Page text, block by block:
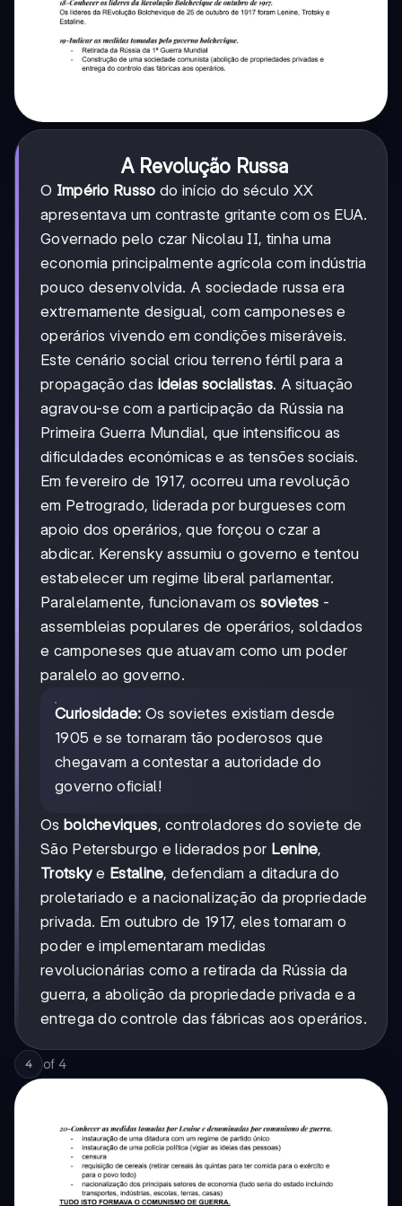
A Revolução Russa
O Império Russo do início do século XX
apresentava um contraste gritante com os EUA.
Governado pelo czar Nicolau II, tinha uma
economia principalmente agrícola com indústria
pouco desenvolvida. A sociedade russa era
extremamente desigual, com camponeses e
operários vivendo em condições miseráveis.
Este cenário social criou terreno fértil para a
propagação das ideias socialistas. A situação
agravou-se com a participação da Rússia na
Primeira Guerra Mundial, que intensificou as
dificuldades económicas e as tensões sociais.
Em fevereiro de 1917, ocorreu uma revolução
em Petrogrado, liderada por burgueses com
apoio dos operários, que forçou o czar a
abdicar. Kerensky assumiu o governo e tentou
estabelecer um regime liberal parlamentar.
Paralelamente, funcionavam ossovietes -
assembleias populares de operários, soldados
e camponeses que atuavam como um poder
paralelo ao governo.
Curiosidade: Os sovietes existiam desde
1905 e se tornaram tão poderosos que
chegavam a contestar a autoridade do
governo oficial!
Os bolcheviques, controladores do soviete de
São Petersburgo e liderados por Lenine,
Trotsky e Estaline, defendiam a ditadura do
proletariado e a nacionalização da propriedade
privada. Em outubro de 1917, eles tomaram o
poder e implementaram medidas
revolucionárias como a retirada da Rússia da
guerra, a abolição da propriedade privada e a
entrega do controle das fábricas aos operários.
4 of 4